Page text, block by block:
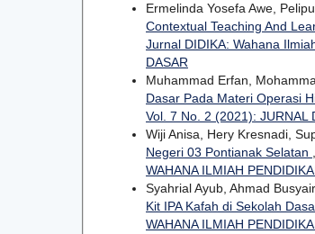
Ermelinda Yosefa Awe,
Contextual Teaching And
Jurnal DIDIKA: Wahana
DASAR
Muhammad Erfan,
Dasar Pada Materi Operasi
Vol. 7 No. 2 (2021): JURNAL
Wiji Anisa, Hery Kresnadi,
Negeri 03 Pontianak Selatan
WAHANA ILMIAH
Syahrial Ayub, Ahmad
Kit IPA Kafah di Sekolah
WAHANA ILMIAH